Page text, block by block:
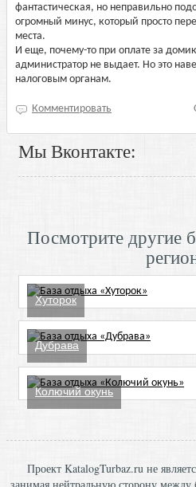
фантастическая, но неправильно
огромный минус, который просто
места.
И еще, почему-то при оплате за
администратор не выдает. Но это
налоговым органам.
Комментировать
Мы Вконтакте:
Посмотрите другие
Хуторок
Дубрава
Колючий окунь
Проект KatalogTurbaz.ru не